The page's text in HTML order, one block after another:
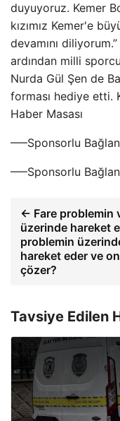
duyuyoruz. Kemer
kızımız Kemer'e
devamını
ardından milli
Nurda Gül Şen de
forması hediye etti.
Haber Masası
—–Sponsorlu
—–Sponsorlu
← Fare problemin
üzerinde hareket
problemin
hareket eder ve
çözer?
Tavsiye Edilen